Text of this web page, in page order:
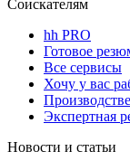
Соискателям
hh PRO
Готовое
Все сервисы
Хочу у вас
Экспертная
Новости и статьи